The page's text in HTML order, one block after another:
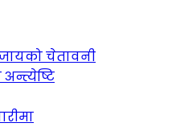
चेतावनी